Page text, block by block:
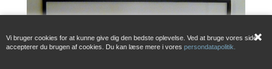
Vi bruger cookies for at kunne give dig den bedste oplevelse. Ved at bruge vores side
accepterer du brugen af cookies. Du kan læse mere i vores persondatapolitik.